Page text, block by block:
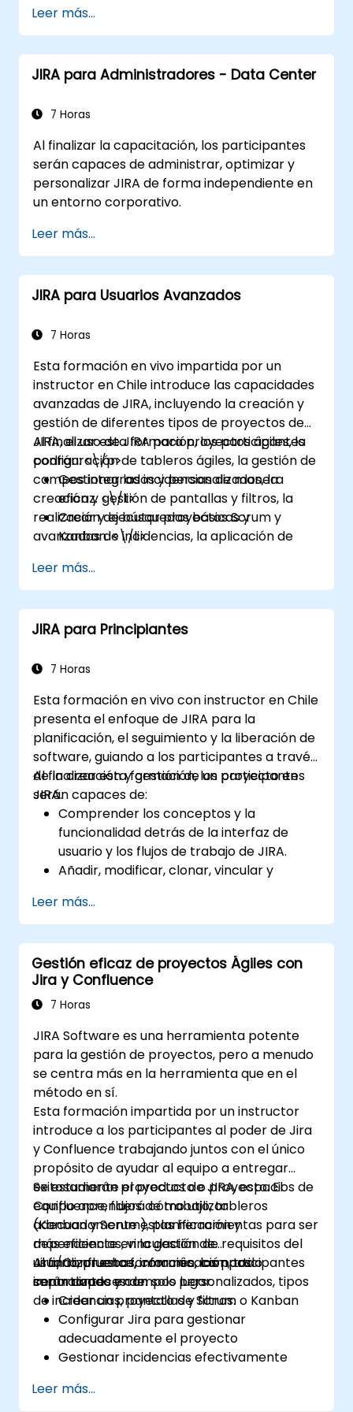
Leer más...
JIRA para Administradores - Data Center
7 Horas
Al finalizar la capacitación, los participantes
serán capaces de administrar, optimizar y
personalizar JIRA de forma independiente en
un entorno corporativo.
Leer más...
JIRA para Usuarios Avanzados
7 Horas
Esta formación en vivo impartida por un
instructor en Chile introduce las capacidades
avanzadas de JIRA, incluyendo la creación y
gestión de diferentes tipos de proyectos de
JIRA, el uso de JIRA para proyectos ágiles, la
configuración de tableros ágiles, la gestión de
campos integrados y personalizados, la
creación y gestión de pantallas y filtros, la
realización de búsquedas básicas y
avanzadas de incidencias, la aplicación de
actualización de flujos de trabajo, la
configuración y aplicación de esquemas de
flujos de trabajo, el análisis y la generación de
informes. <\/p>
Al finalizar esta formación, los participantes
podrán: <\/p>
Gestionar las incidencias de manera
eficaz. <\/li>
Crear y ejecutar proyectos Scrum y
Kanban. <\/li>
Comprender y gestionar procesos
empresariales, flujos de trabajo y
Leer más...
JIRA para Principiantes
7 Horas
Esta formación en vivo con instructor en Chile
presenta el enfoque de JIRA para la
planificación, el seguimiento y la liberación de
software, guiando a los participantes a través
de la creación y gestión de un proyecto en
JIRA.
Al finalizar esta formación, los participantes
serán capaces de:
Comprender los conceptos y la
funcionalidad detrás de la interfaz de
usuario y los flujos de trabajo de JIRA.
Añadir, modificar, clonar, vincular y
Avanzar las incidencias a lo largo de todo
el flujo de trabajo.
Ejecutar búsquedas.
Gestionar y personalizar pantallas y
filtros.
Leer más...
Gestión eficaz de proyectos Ágiles con
Jira y Confluence
7 Horas
JIRA Software es una herramienta potente
para la gestión de proyectos, pero a menudo
se centra más en la herramienta que en el
método en sí.
Esta formación impartida por un instructor
introduce a los participantes al poder de Jira
y Confluence trabajando juntos con el único
propósito de ayudar al equipo a entregar
exitosamente el producto o proyecto. El
equipo aprenderá cómo utilizar
adecuadamente estas herramientas para ser
más eficiente en la gestión de requisitos del
usuario, pruebas, comunicación, todo
centralizado en un solo lugar.
Se estudiarán proyectos de JIRA, espacios de
Confluence, flujos de trabajo, tableros
(Kanban y Scrum), planificación y
dependencias, vinculación de
Jira/Confluence, informes, campos
importantes y campos personalizados, tipos
de incidencias, pantallas y filtros.
Al finalizar esta formación, los participantes
serán capaces de:
Crear un proyecto de Scrum o Kanban
Configurar Jira para gestionar
adecuadamente el proyecto
Gestionar incidencias efectivamente
manejar tipos de incidencias
Leer más...